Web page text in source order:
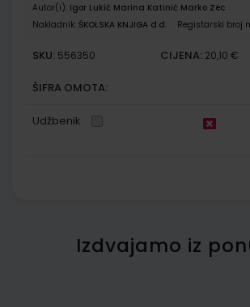
Autor(i): Igor Lukić Marina Katinić Marko Zec
Nakladnik: ŠKOLSKA KNJIGA d.d. Registarski broj
SKU: 556350 CIJENA: 20,10 €
ŠIFRA OMOTA:
Udžbenik
Izdvajamo iz